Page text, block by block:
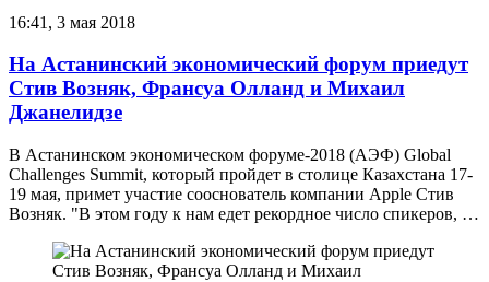
16:41, 3 мая 2018
На Астанинский экономический форум приедут
Стив Возняк, Франсуа Олланд и Михаил
Джанелидзе
В Астанинском экономическом форуме-2018 (АЭФ) Global
Challenges Summit, который пройдет в столице Казахстана 17-
19 мая, примет участие сооснователь компании Apple Стив
Возняк. "В этом году к нам едет рекордное число спикеров, …